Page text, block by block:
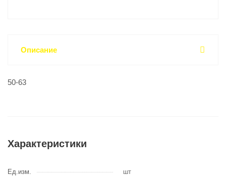
Описание
50-63
Характеристики
Ед.изм.
шт